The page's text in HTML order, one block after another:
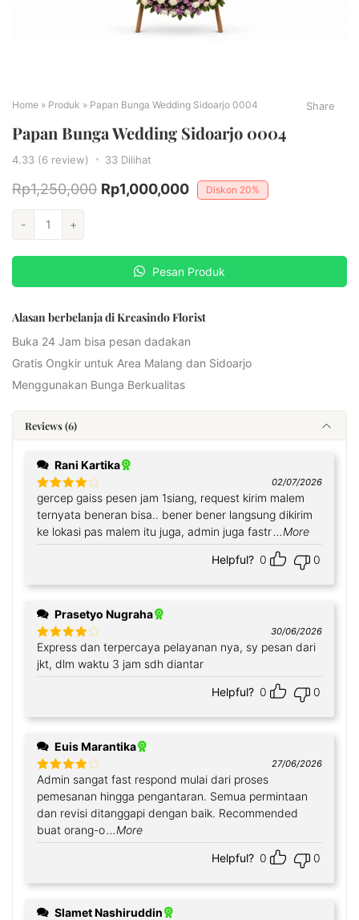
Home » Produk » Papan Bunga Wedding Sidoarjo 0004
Papan Bunga Wedding Sidoarjo 0004
4.33 (6 review) 33 Dilihat
Rp1,250,000 Rp1,000,000 Diskon 20%
- +
Pesan Produk
Alasan berbelanja di Kreasindo Florist
Buka 24 Jam bisa pesan dadakan
Gratis Ongkir untuk Area Malang dan Sidoarjo
Menggunakan Bunga Berkualitas
Share
Reviews (6)
Rani Kartika
Rated4
out of 5
02/07/2026
gercep gaiss pesen jam 1siang, request kirim malem
ternyata beneran bisa.. bener bener langsung dikirim
ke lokasi pas malem itu juga, admin juga fastr...More
Helpful? 0 0
Prasetyo Nugraha
Rated4
out of 5
30/06/2026
Express dan terpercaya pelayanan nya, sy pesan dari
jkt, dlm waktu 3 jam sdh diantar
Helpful? 0 0
Euis Marantika
Rated 4
27/06/2026
Admin sangat fast respond mulai dari proses
pemesanan hingga pengantaran. Semua permintaan
dan revisi ditanggapi dengan baik. Recommended
buat orang-o...More
Helpful? 0 0
Slamet Nashiruddin